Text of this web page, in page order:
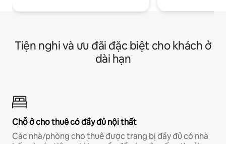
Tiện nghi và ưu đãi đặc biệt cho khách ở
dài hạn
Chỗ ở cho thuê có đầy đủ nội thất
Các nhà/phòng cho thuê được trang bị đầy đủ có nhà